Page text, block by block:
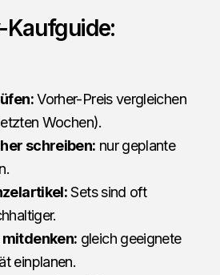
Kaufguide:
Vorher-Preis vergleichen
Wochen).
schreiben: nur geplan­te
Sets sind oft
gleich geeignete
einplanen.